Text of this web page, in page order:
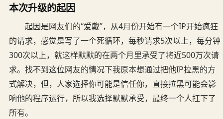
本次升级的起因
起因是网友们的“爱戴”，从4月份开始有一个IP开始疯狂
的请求，感觉是写了一个死循环，每秒请求5次以上，每分钟
300次以上，就这样默默的在两个月里承受了将近500万次请
求。找不到这位网友的情况下我原本想通过把他IP拉黑的方
式解决，但，人家选择你可能是信任你，直接拉黑可能会影
响他的程序运行，所以我选择默默承受，最终一个人扛下了
所有。